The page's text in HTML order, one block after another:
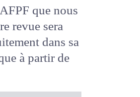
membres
que nous
revue sera
dans
!